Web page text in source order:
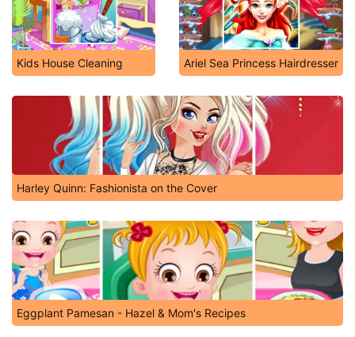
Kids House Cleaning Ariel Sea Princess Hairdresser
Harley Quinn: Fashionista on the Cover
Eggplant Pamesan - Hazel & Mom's Recipes